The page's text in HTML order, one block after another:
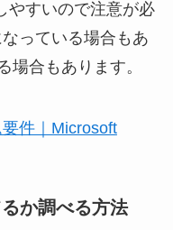
やすいので注意が必
っている場合もあ
場合もあります。
件｜Microsoft
か調べる方法